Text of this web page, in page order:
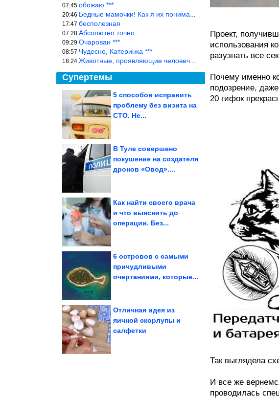
07:45 обожаю ***
20:46 Бедные мамочки! Как я их понимаю…
17:47 бесполезная
07:28 Абсолютно точно
09:29 Очарован ***
08:57 Чудесно, Катеринка ***
18:24 Животные, проявляющие человеческие чувства, на фоне озверевших д
Супертемы
Вещи, созданные
современной техники,...
5 способов исправить
проблему без визита на
СТО. Не...
Журналистку Шипачеву
В Туле совершено
покушение на создателя
дронов «Овод»....
Как найти своего врача
и что выяснить до
операции. Без...
Российские средние
6 островов с самыми
причудливыми
очертаниями, которые...
Как избавиться от пыли
на бетонном полу в
Отличная идея из
яичной скорлупы и
салфетки
Проект,
использования
разузнать все
Почему именно
подозрение,
20 гифок
Так выглядела
И все же
проводилась